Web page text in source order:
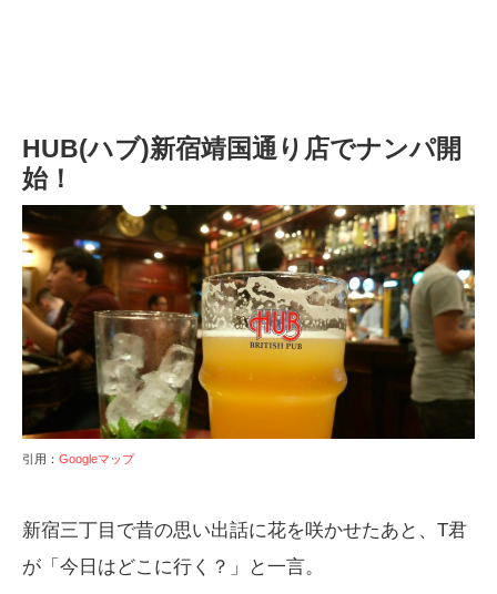
HUB(ハブ)新宿靖国通り店でナンパ開
始！
引用： Googleマップ
新宿三丁目で昔の思い出話に花を咲かせたあと、T君
が「今日はどこに行く？」と一言。